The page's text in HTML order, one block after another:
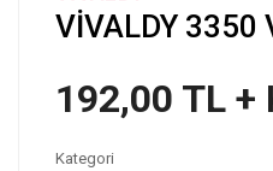
VİVALDY 3350
192,00 TL +
Kategori